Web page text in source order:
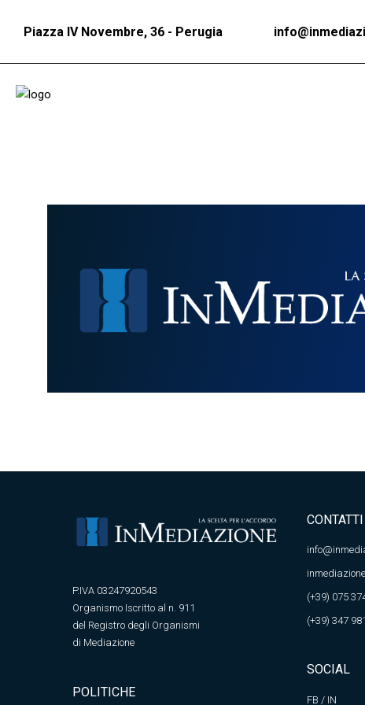
Piazza IV Novembre, 36 - Perugia
P.IVA 03247920543
Organismo Iscritto al n. 911
del Registro degli Organismi
di Mediazione
POLITICHE
CONTATTI
(+39) 075
(+39) 347
SOCIAL
FB / IN